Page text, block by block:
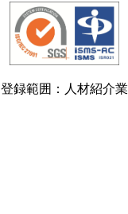
登録範囲：人材紹介業